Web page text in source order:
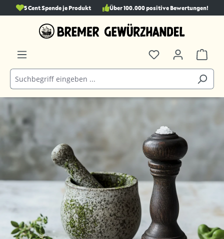
springen
5 Cent Spende je Produkt Über 100.000 positive Bewertungen!